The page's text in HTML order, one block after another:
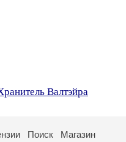
Валтэйра
Поиск
Магазин